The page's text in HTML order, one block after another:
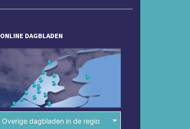
ONLINE DAGBLADEN
Overige dagbladen in de regio